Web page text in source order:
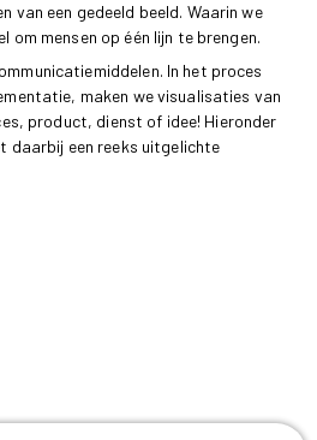
van een gedeeld beeld. Waarin we
om mensen op één lijn te brengen.
In het proces
maken we visualisaties van
product, dienst of idee! Hieronder
daarbij een reeks uitgelichte